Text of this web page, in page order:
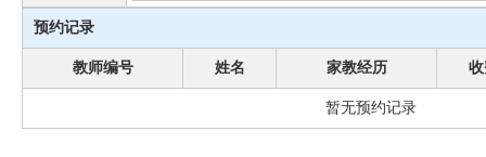
预约记录
教师编号 姓名 家教经历
暂无预约记录